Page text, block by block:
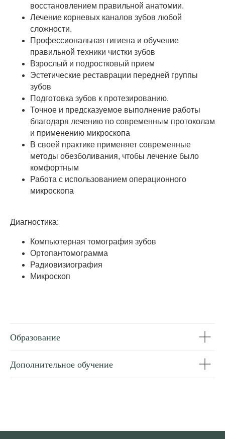
восстановлением правильной анатомии.
Лечение корневых каналов зубов любой
сложности.
Профессиональная гигиена и обучение
правильной техники чистки зубов
Взрослый и подростковый прием
Эстетические реставрации передней группы
зубов
Подготовка зубов к протезированию.
Точное и предсказуемое выполнение работы
благодаря лечению по современным протоколам
и применению микроскопа
В своей практике применяет современные
методы обезболивания, чтобы лечение было
комфортным
Работа с использованием операционного
микроскопа
Диагностика:
Компьютерная томография зубов
Ортопантомограмма
Радиовизиография
Микроскоп
Образование
Дополнительное обучение